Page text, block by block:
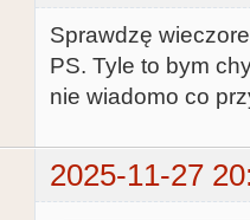
Sprawdzę
PS. Tyle to bym
nie wiadomo co
2025-11-27